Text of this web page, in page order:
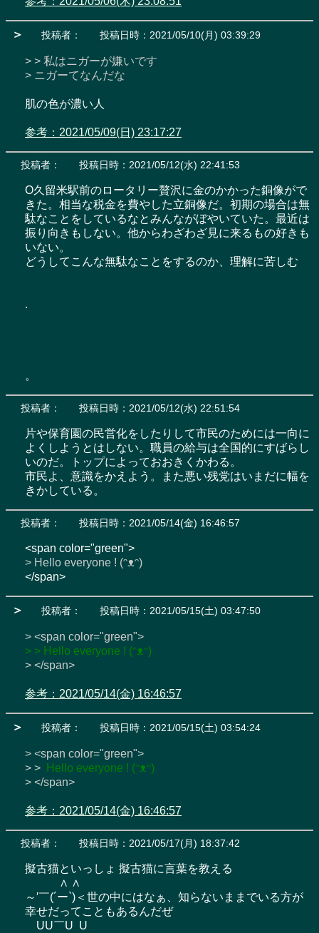
＞ 投稿者： 投稿日時：2021/05/10(月) 03:39:29
> > 私はニガーが嫌いです
> ニガーてなんだな
肌の色が濃い人
参考：2021/05/09(日) 23:17:27
投稿者： 投稿日時：2021/05/12(水) 22:41:53
O久留米駅前のロータリー贅沢に金のかかった銅像がで
きた。相当な税金を費やした立銅像だ。初期の場合は無
駄なことをしているなとみんながぼやいていた。最近は
振り向きもしない。他からわざわざ見に来るもの好きも
いない。
どうしてこんな無駄なことをするのか、理解に苦しむ
.
。
投稿者： 投稿日時：2021/05/12(水) 22:51:54
片や保育園の民営化をしたりして市民のためには一向に
よくしようとはしない。職員の給与は全国的にすばらし
いのだ。トップによっておおきくかわる。
市民よ、意識をかえよう。また悪い残党はいまだに幅を
きかしている。
投稿者： 投稿日時：2021/05/14(金) 16:46:57
> Hello everyone ! (ᵔᴥᵔ)
</span>
＞ 投稿者： 投稿日時：2021/05/15(土) 03:47:50
> <span color="green">
> > Hello everyone ! (ᵔᴥᵔ)
> </span>
参考：2021/05/14(金) 16:46:57
＞ 投稿者： 投稿日時：2021/05/15(土) 03:54:24
> <span color="green">
> >
Hello everyone ! (ᵔᴥᵔ)
> </span>
参考：2021/05/14(金) 16:46:57
投稿者： 投稿日時：2021/05/17(月) 18:37:42
擬古猫といっしょ 擬古猫に言葉を教える
∧ ∧
～′￣(´ー`)＜世の中にはなぁ、知らないままでいる方が
幸せだってこともあるんだぜ
UU￣U  U